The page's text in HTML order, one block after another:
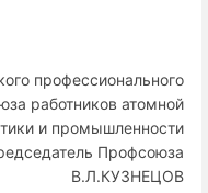
профессионального
работников атомной
и промышленности
Профсоюза
В.Л.КУЗНЕЦОВ